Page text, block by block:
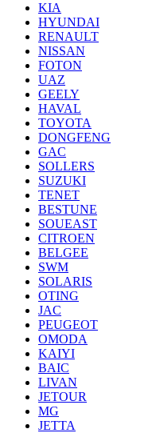
KIA
HYUNDAI
RENAULT
NISSAN
FOTON
UAZ
GEELY
HAVAL
TOYOTA
DONGFENG
GAC
SOLLERS
SUZUKI
TENET
BESTUNE
SOUEAST
CITROEN
BELGEE
SWM
SOLARIS
OTING
JAC
PEUGEOT
OMODA
KAIYI
BAIC
LIVAN
JETOUR
MG
JETTA